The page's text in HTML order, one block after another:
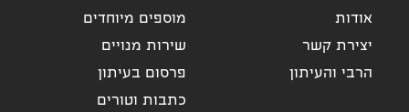
מוספים מיוחדים
שירות מנויים
פרסום בעיתון
כתבות וטורים
אודות
יצירת קשר
הרבי והעיתון